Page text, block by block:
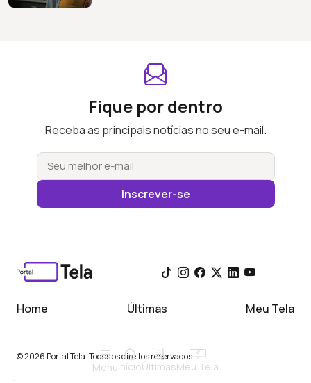
MenuInícioÚltimasMeu Tela
Fique por dentro
Receba as principais notícias no seu e-mail.
Inscrever-se
Home Últimas Meu Tela
© 2026 Portal Tela. Todos os direitos reservados